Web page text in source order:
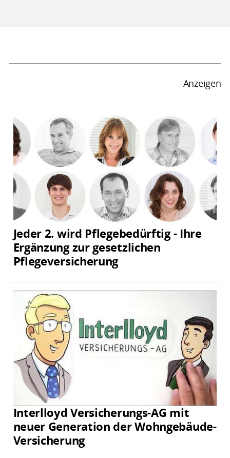
Anzeigen
Jeder 2. wird Pflegebedürftig - Ihre
Ergänzung zur gesetzlichen
Pflegeversicherung
Interlloyd Versicherungs-AG mit
neuer Generation der Wohngebäude-
Versicherung